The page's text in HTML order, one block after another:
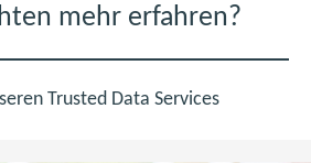
mehr erfahren?
Trusted Data Services